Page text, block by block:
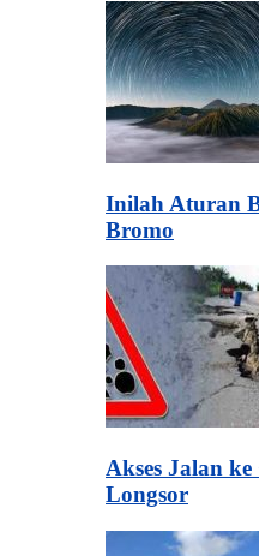
Inilah Aturan
Bromo
Akses Jalan
Longsor